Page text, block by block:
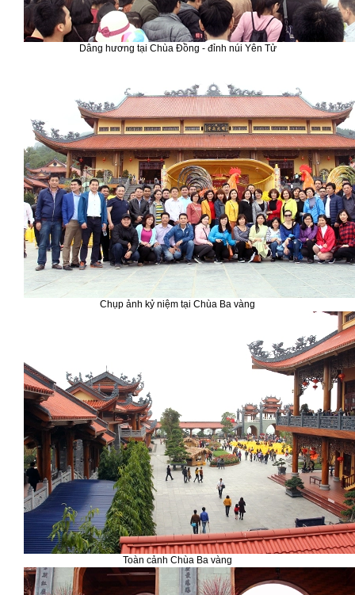
Dâng hương tại Chùa Đồng - đỉnh núi Yên Tử
Chụp ảnh kỷ niệm tại Chùa Ba vàng
Toàn cảnh Chùa Ba vàng